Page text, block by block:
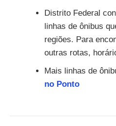
Distrito Federal
linhas de ônibus
regiões. Para
outras rotas,
Mais linhas de
no Ponto